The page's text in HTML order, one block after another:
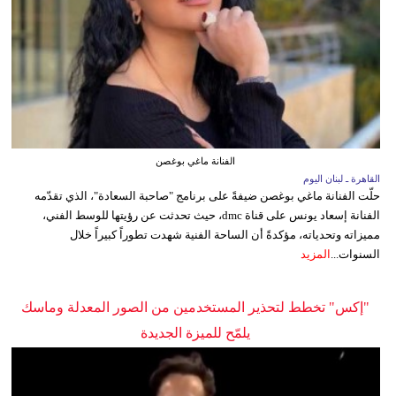
الفنانة ماغي بوغصن
القاهرة ـ لبنان اليوم
حلّت الفنانة ماغي بوغصن ضيفةً على برنامج "صاحبة السعادة"، الذي تقدّمه
الفنانة إسعاد يونس على قناة dmc، حيث تحدثت عن رؤيتها للوسط الفني،
مميزاته وتحدياته، مؤكدةً أن الساحة الفنية شهدت تطوراً كبيراً خلال
السنوات... المزيد
"إكس" تخطط لتحذير المستخدمين من الصور المعدلة وماسك
يلمّح للميزة الجديدة